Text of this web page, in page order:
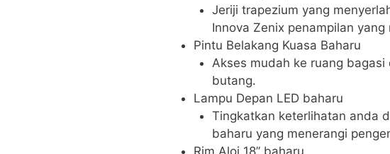
Jeriji trapezium yang
Innova Zenix penampilan
Pintu Belakang Kuasa Baharu
Akses mudah ke ruang
butang.
Lampu Depan LED baharu
Tingkatkan keterlihatan anda
baharu yang menerangi
Rim Aloi 18” baharu